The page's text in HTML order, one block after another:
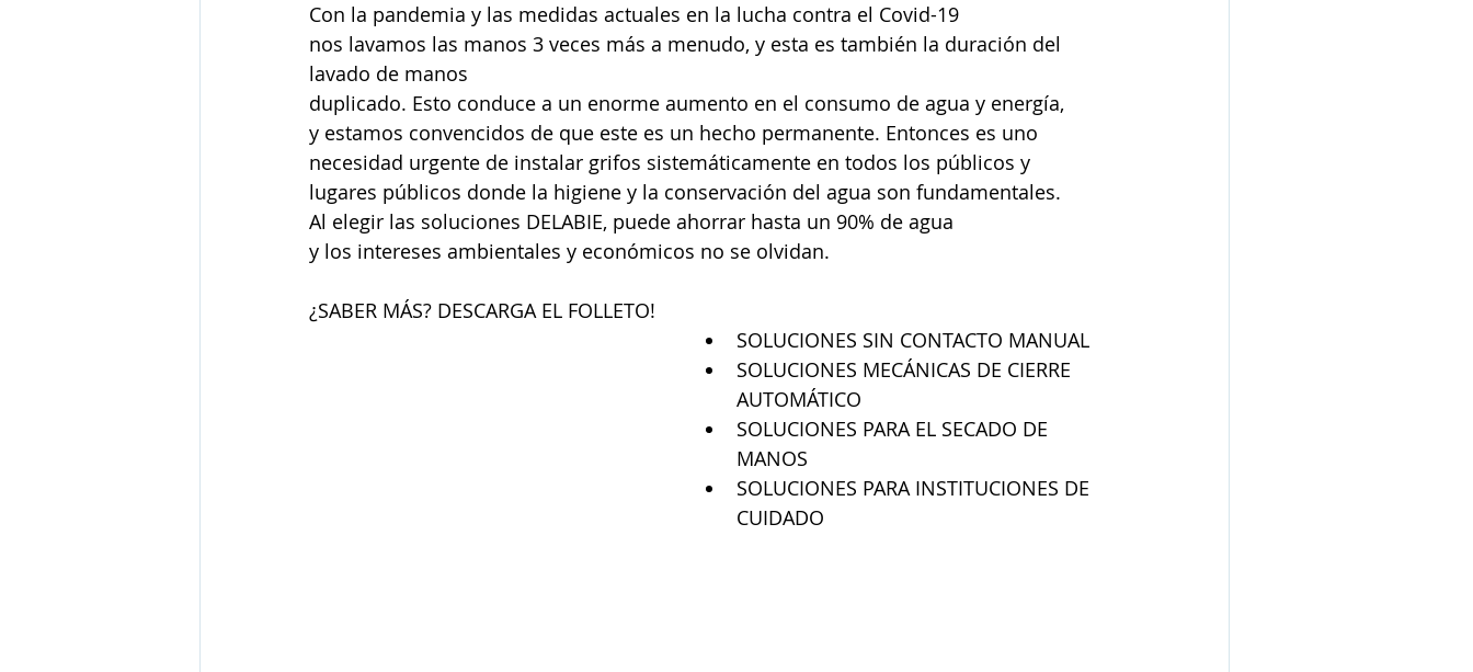
Con la pandemia y las medidas actuales en la lucha contra el Covid-19
nos lavamos las manos 3 veces más a menudo, y esta es también la duración del
lavado de manos
duplicado. Esto conduce a un enorme aumento en el consumo de agua y energía,
y estamos convencidos de que este es un hecho permanente. Entonces es uno
necesidad urgente de instalar grifos sistemáticamente en todos los públicos y
lugares públicos donde la higiene y la conservación del agua son fundamentales.
Al elegir las soluciones DELABIE, puede ahorrar hasta un 90% de agua
y los intereses ambientales y económicos no se olvidan.
¿SABER MÁS? DESCARGA EL FOLLETO!
SOLUCIONES SIN CONTACTO MANUAL
SOLUCIONES MECÁNICAS DE CIERRE
AUTOMÁTICO
SOLUCIONES PARA EL SECADO DE
MANOS
SOLUCIONES PARA INSTITUCIONES DE
CUIDADO